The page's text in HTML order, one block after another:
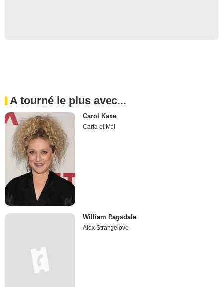
A tourné le plus avec...
Carol Kane
Carla et Moi
William Ragsdale
Alex Strangelove